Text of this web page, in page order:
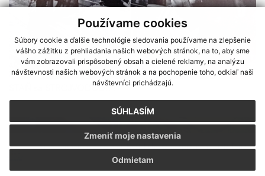
Používame cookies
Súbory cookie a ďalšie technológie sledovania používame na zlepšenie
vášho zážitku z prehliadania našich webových stránok, na to, aby sme
vám zobrazovali prispôsobený obsah a cielené reklamy, na analýzu
návštevnosti našich webových stránok a na pochopenie toho, odkiaľ naši
návštevníci prichádzajú.
SÚHLASÍM
Odmietam
Zmeniť moje nastavenia
Sme partnerom programu Košického samosprávneho kraja Terra
Incognita
STAŇ sa STROJVODCOM!